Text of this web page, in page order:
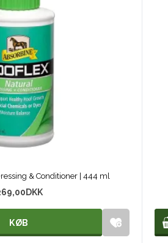
& Conditioner | 444 ml
DKK
KØB
KØB